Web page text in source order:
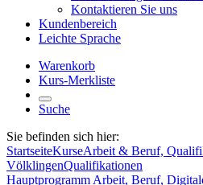
Kontaktieren Sie uns
Kundenbereich
Leichte Sprache
Warenkorb
Kurs-Merkliste
Suche
Sie befinden sich hier:
StartseiteKurseArbeit & Beruf,
VölklingenQualifikationen
Hauptprogramm Arbeit, Beruf,